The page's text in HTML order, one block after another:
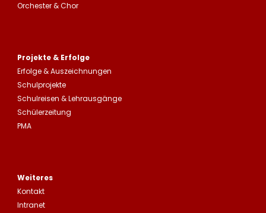
Orchester & Chor
Projekte & Erfolge
Erfolge &Auszeichnungen
Schulprojekte
Schulreisen &Lehrausgänge
Schülerzeitung
PMA
Weiteres
Kontakt
Intranet